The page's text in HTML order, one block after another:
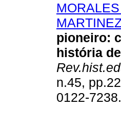
pioneiro:
história
n.45,
0122-7238.